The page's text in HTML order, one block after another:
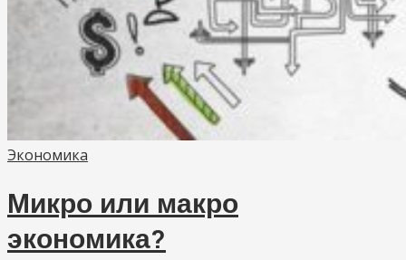
Экономика
Микро или макро
экономика?